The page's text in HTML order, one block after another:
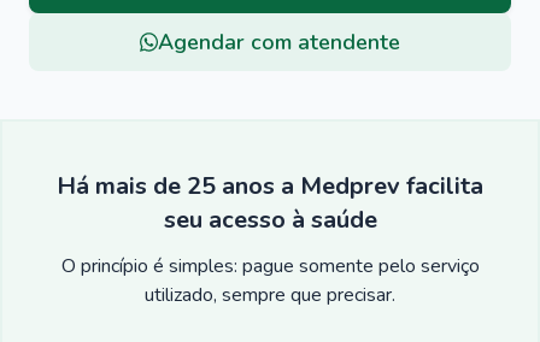
Agendar com atendente
Há mais de 25 anos a Medprev facilita
seu acesso à saúde
O princípio é simples: pague somente pelo serviço
utilizado, sempre que precisar.